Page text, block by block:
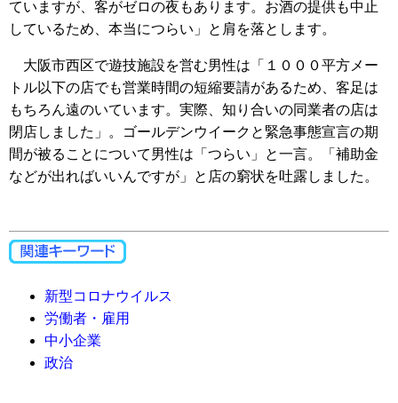
ていますが、客がゼロの夜もあります。お酒の提供も中止
しているため、本当につらい」と肩を落とします。
大阪市西区で遊技施設を営む男性は「１０００平方メー
トル以下の店でも営業時間の短縮要請があるため、客足は
もちろん遠のいています。実際、知り合いの同業者の店は
閉店しました」。ゴールデンウイークと緊急事態宣言の期
間が被ることについて男性は「つらい」と一言。「補助金
などが出ればいいんですが」と店の窮状を吐露しました。
新型コロナウイルス
労働者・雇用
中小企業
政治